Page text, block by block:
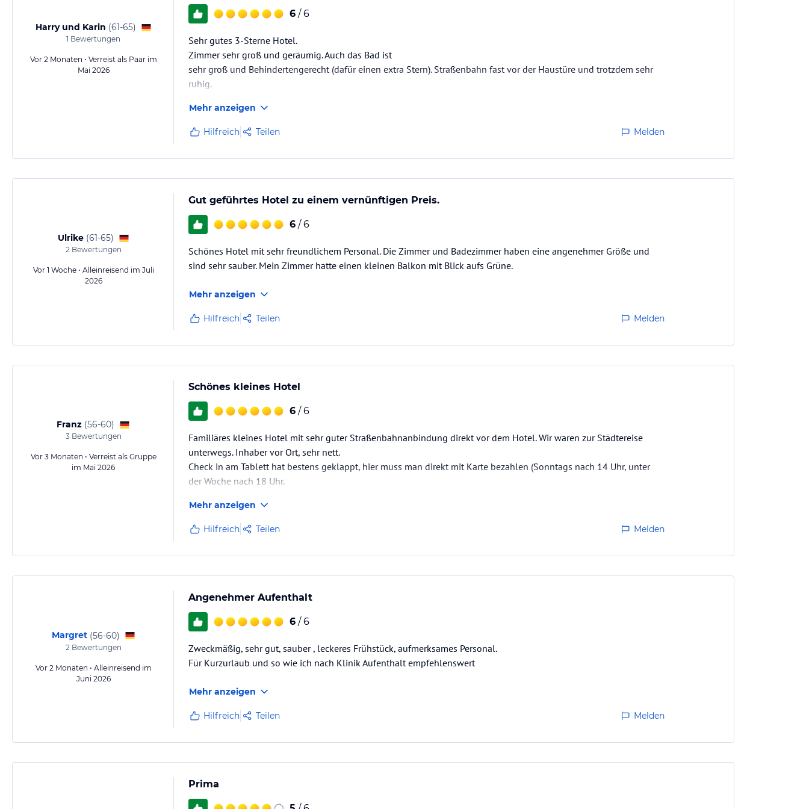
Harry und Karin (61-65)
1 Bewertungen
Vor 2 Monaten • Verreist als Paar im
Mai 2026
6 / 6
Sehr gutes 3-Sterne Hotel.
Zimmer sehr groß und geräumig. Auch das Bad ist
sehr groß und Behindertengerecht (dafür einen extra Stern). Straßenbahn fast vor der Haustüre und trotzdem sehr
ruhig.
Personal sehr freundlich, alles in allem für mich ein
Top Hotel das eigentlich unterbewertet ist.
Mehr anzeigen
Hilfreich Teilen Melden
Ulrike (61-65)
2Bewertungen
Vor 1 Woche • Alleinreisend im Juli
2026
Gut geführtes Hotel zu einem vernünftigen Preis.
6 / 6
Schönes Hotel mit sehr freundlichem Personal. Die Zimmer und Badezimmer haben eine angenehmer Größe und
sind sehr sauber. Mein Zimmer hatte einen kleinen Balkon mit Blick aufs Grüne.
Mehr anzeigen
Hilfreich Teilen Melden
Franz (56-60)
3Bewertungen
Vor 3 Monaten • Verreist als Gruppe
im Mai 2026
Schönes kleines Hotel
6 / 6
Familiäres kleines Hotel mit sehr guter Straßenbahnanbindung direkt vor dem Hotel. Wir waren zur Städtereise
unterwegs. Inhaber vor Ort, sehr nett.
Check in am Tablett hat bestens geklappt, hier muss man direkt mit Karte bezahlen (Sonntags nach 14 Uhr, unter
der Woche nach 18 Uhr.
Mehr anzeigen
Hilfreich Teilen Melden
Margret (56-60)
2Bewertungen
Vor 2 Monaten • Alleinreisend im
Juni 2026
Angenehmer Aufenthalt
6 / 6
Zweckmäßig, sehr gut, sauber , leckeres Frühstück, aufmerksames Personal.
Für Kurzurlaub und so wie ich nach Klinik Aufenthalt empfehlenswert
Mehr anzeigen
Hilfreich Teilen Melden
Prima